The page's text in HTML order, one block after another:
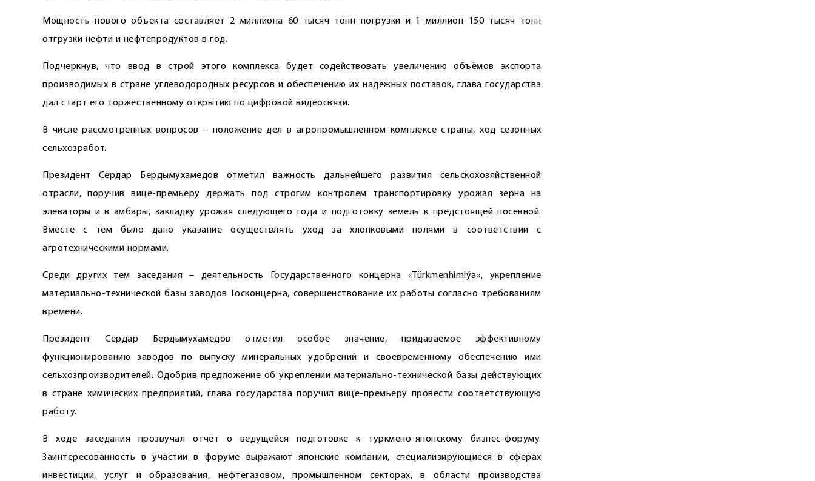
Мощность нового объекта составляет 2 миллиона 60 тысяч тонн погрузки и 1 миллион 150 тысяч тонн
отгрузки нефти и нефтепродуктов в год.
Подчеркнув, что ввод в строй этого комплекса будет содействовать увеличению объёмов экспорта
производимых в стране углеводородных ресурсов и обеспечению их надёжных поставок, глава государства
дал старт его торжественному открытию по цифровой видеосвязи.
В числе рассмотренных вопросов – положение дел в агропромышленном ­комплексе страны, ход сезонных
сельхозработ.
Президент Сердар Бердымухамедов отметил важность дальнейшего развития сельскохозяйственной
отрасли, поручив ­вице-премьеру держать под строгим контролем транспортировку урожая зерна на
элеваторы и в амбары, закладку урожая следующего года и подготовку земель к предстоящей посевной.
Вместе с тем было дано указание осуществлять уход за хлопковыми полями в соответствии с
агротехническими нормами.
Среди других тем заседания – деятельность Государственного концерна «Türkmenhimiýa», укреп­ление
материально-технической базы заводов Госконцерна, совершенствование их работы согласно требованиям
времени.
Президент Сердар Бердымухамедов отметил особое значение, придаваемое эффективному
функционированию заводов по выпуску минеральных удобрений и своевременному обеспечению ими
сельхозпроизводителей. Одобрив предложение об укреплении материально-технической базы действующих
в стране химических предприятий, глава государства поручил вице-премьеру провести соответствующую
работу.
В ходе заседания прозвучал отчёт о ведущейся подготовке к турк­мено-японскому бизнес-форуму.
Заинтересованность в участии в форуме выражают японские компании, специа­лизирующиеся в сферах
инвестиции, услуг и образования, нефтегазовом, промышленном секторах, в области производства